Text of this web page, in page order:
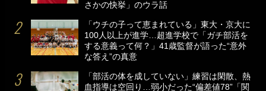
さかの快挙」のウラ話
「ウチの子って恵まれている」東大・京大に
100人以上が進学…超進学校で「ガチ部活を
する意義って何？」41歳監督が語った“意外
な答え”の真意
「部活の体を成していない」練習は閑散、熱
血指導は空回り…弱小だった“偏差値78”「関